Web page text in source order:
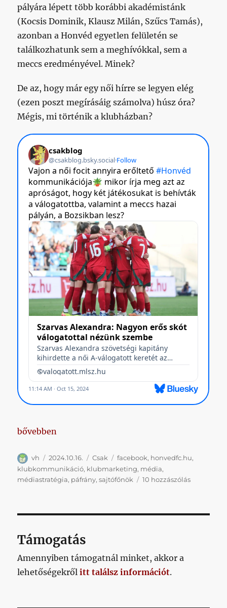
pályára lépett több korábbi akadémistánk
(Kocsis Dominik, Klausz Milán, Szűcs Tamás),
azonban a Honvéd egyetlen felületén se
találkozhatunk sem a meghívókkal, sem a
meccs eredményével. Minek?
De az, hogy már egy női hírre se legyen elég
(ezen poszt megírásáig számolva) húsz óra?
Mégis, mi történik a klubházban?
„Könyörgök, van itt egy médiaszakértő, aki
bővebben
Szerző
vh Közzétéve
2024.10.16. Kategória
Csak Címke
facebook, honvedfc.hu,
klubkommunikáció, klubmarketing, média,
médiastratégia, páfrány,sajtófőnök 10 hozzászólás
frász
Támogatás
Amennyiben támogatnál minket, akkor a
lehetőségekrőlitt találsz információt.